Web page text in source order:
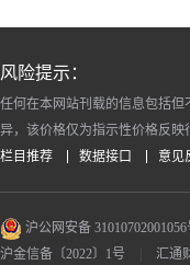
风险提示：
任何在本网站刊载的信息包括
异，该价格仅为指示性价格反
栏目推荐
数据接口 意见
沪公网安备 31010702001056
沪金信备〔2022〕1号
汇通